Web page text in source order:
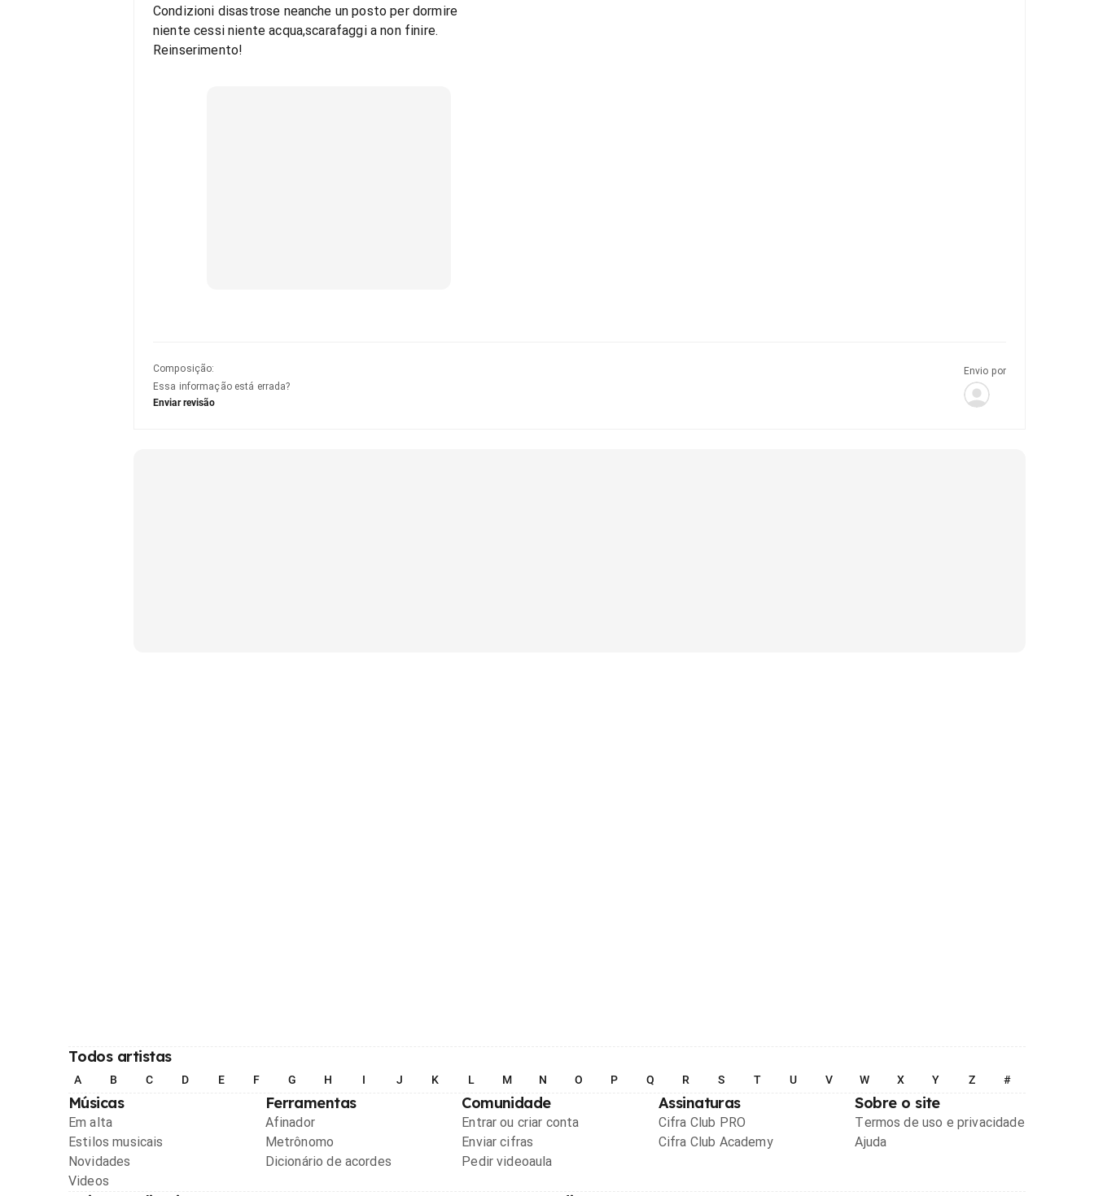
Condizioni disastrose neanche un posto per dormire
niente cessi niente acqua,scarafaggi a non finire.
Reinserimento!
Composição:
Essa informação está errada?
Enviar revisão
Envio por
Todos artistas
A B C D E F G H I J K L M N O P Q R S T U V W X Y Z #
Músicas
Em alta
Estilos musicais
Novidades
Videos
Ferramentas
Afinador
Metrônomo
Dicionário de acordes
Comunidade
Entrar ou criar conta
Enviar cifras
Pedir videoaula
Assinaturas
Cifra Club PRO
Cifra Club Academy
Sobre o site
Termos de uso e privacidade
Ajuda